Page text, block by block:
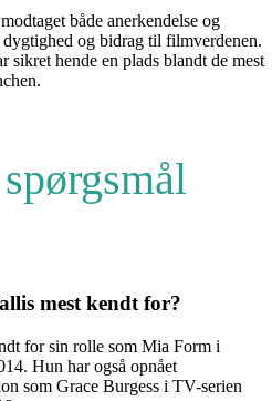
både anerkendelse og
og bidrag til filmverdenen.
sikret hende en plads blandt de mest
mest kendt for?
for sin rolle som Mia Form i
Hun har også opnået
som Grace Burgess i TV-serien